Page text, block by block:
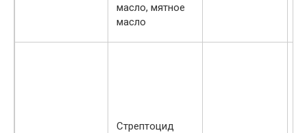
масло, мятное
масло
Стрептоцид